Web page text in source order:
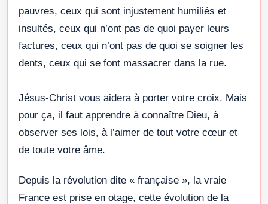
pauvres, ceux qui sont injustement humiliés et
insultés, ceux qui n’ont pas de quoi payer leurs
factures, ceux qui n’ont pas de quoi se soigner les
dents, ceux qui se font massacrer dans la rue.
Jésus-Christ vous aidera à porter votre croix. Mais
pour ça, il faut apprendre à connaître Dieu, à
observer ses lois, à l’aimer de tout votre cœur et
de toute votre âme.
Depuis la révolution dite « française », la vraie
France est prise en otage, cette évolution de la